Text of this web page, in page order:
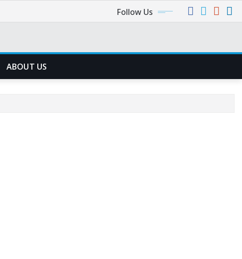
Follow Us
ABOUT US